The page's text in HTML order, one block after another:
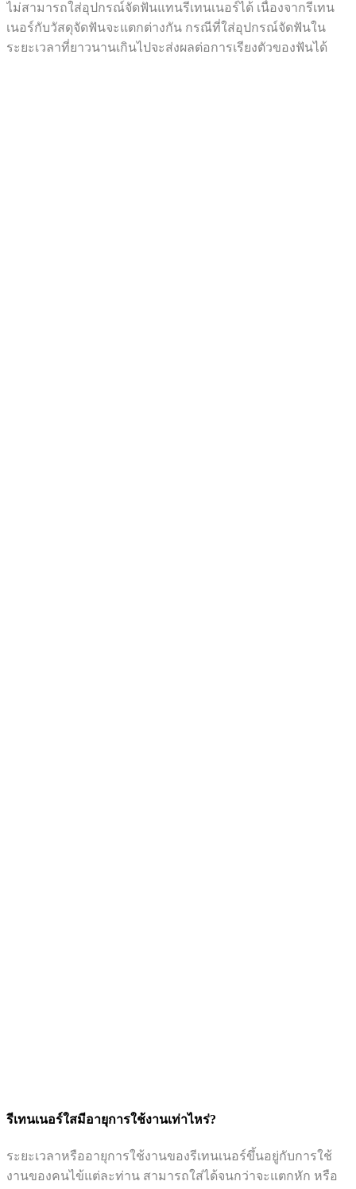
ไม่สามารถใส่อุปกรณ์จัดฟันแทนรีเทนเนอร์ได้ เนื่องจากรีเทน
เนอร์กับวัสดุจัดฟันจะแตกต่างกัน กรณีที่ใส่อุปกรณ์จัดฟันใน
ระยะเวลาที่ยาวนานเกินไปจะส่งผลต่อการเรียงตัวของฟันได้
รีเทนเนอร์ใสมีอายุการใช้งานเท่าไหร่?
ระยะเวลาหรืออายุการใช้งานของรีเทนเนอร์ขึ้นอยู่กับการใช้
งานของคนไข้แต่ละท่าน สามารถใส่ได้จนกว่าจะแตกหัก หรือ